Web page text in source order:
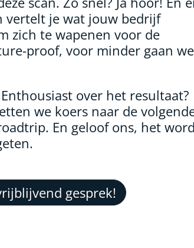
vertelt je wat jouw bedrijf
zich te wapenen voor de
proof, voor minder gaan we
over het resultaat?
we koers naar de
En geloof ons, het
gesprek!